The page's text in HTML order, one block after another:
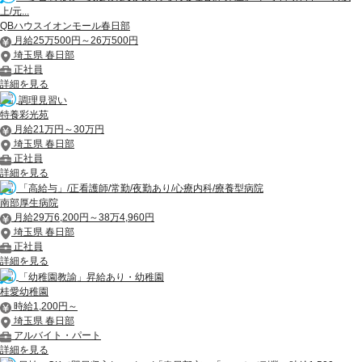
上/元...
QBハウスイオンモール春日部
月給25万500円～26万500円
埼玉県 春日部
正社員
詳細を見る
調理見習い
特養彩光苑
月給21万円～30万円
埼玉県 春日部
正社員
詳細を見る
「高給与」/正看護師/常勤/夜勤あり/心療内科/療養型病院
南部厚生病院
月給29万6,200円～38万4,960円
埼玉県 春日部
正社員
詳細を見る
「幼稚園教諭」昇給あり・幼稚園
桂愛幼稚園
時給1,200円～
埼玉県 春日部
アルバイト・パート
詳細を見る